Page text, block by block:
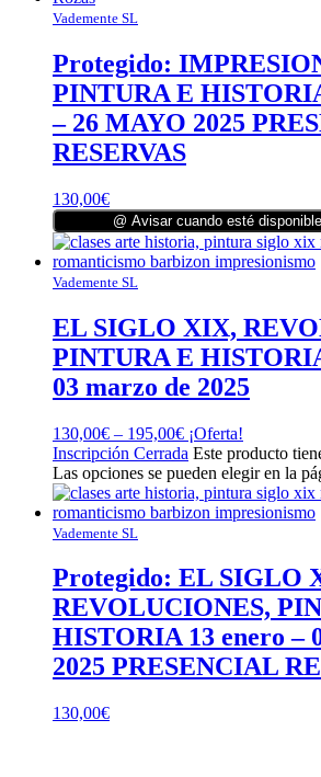
Vademente SL
Protegido:
PINTURA E
– 26 MAYO 2025
RESERVAS
130,00€
@ Avisar cuando esté disponible
Vademente SL
EL SIGLO XIX,
PINTURA E
03 marzo de 2025
130,00€ – 195,00€ ¡Oferta!
Inscripción Cerrada Este producto
Las opciones se pueden elegir en la
Vademente SL
Protegido: EL SIGLO
REVOLUCIONES,
HISTORIA 13 enero –
2025 PRESENCIAL
130,00€